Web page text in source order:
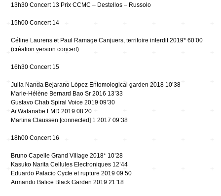
13h30 Concert 13 Prix CCMC – Destellos – Russolo
15h00 Concert 14
Céline Laurens et Paul Ramage Canjuers, territoire interdit 2019* 60’00
(création version concert)
16h30 Concert 15
Julia Nanda Bejarano López Entomological garden 2018 10’38
Marie-Hélène Bernard Bao Sr 2016 13’33
Gustavo Chab Spiral Voice 2019 09’30
Aï Watanabe LMD 2019 08’20
Martina Claussen [connected] 1 2017 09’38
18h00 Concert 16
Bruno Capelle Grand Village 2018* 10’28
Kasuko Narita Cellules Electroniques 12’44
Eduardo Palacio Cycle et rupture 2019 09’50
Armando Balice Black Garden 2019 21’18